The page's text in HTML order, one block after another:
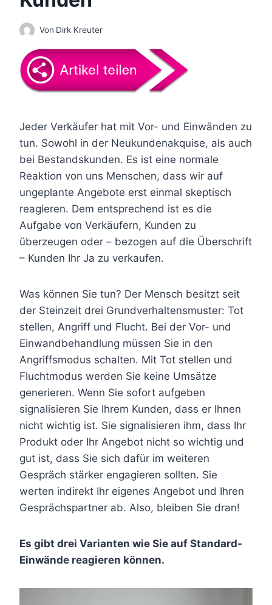
Von Dirk Kreuter
Jeder Verkäufer hat mit Vor- und Einwänden zu
tun. Sowohl in der Neukundenakquise, als auch
bei Bestandskunden. Es ist eine normale
Reaktion von uns Menschen, dass wir auf
ungeplante Angebote erst einmal skeptisch
reagieren. Dem entsprechend ist es die
Aufgabe von Verkäufern, Kunden zu
überzeugen oder – bezogen auf die Überschrift
– Kunden Ihr Ja zu verkaufen.
Was können Sie tun? Der Mensch besitzt seit
der Steinzeit drei Grundverhaltensmuster: Tot
stellen, Angriff und Flucht. Bei der Vor- und
Einwandbehandlung müssen Sie in den
Angriffsmodus schalten. Mit Tot stellen und
Fluchtmodus werden Sie keine Umsätze
generieren. Wenn Sie sofort aufgeben
signalisieren Sie Ihrem Kunden, dass er Ihnen
nicht wichtig ist. Sie signalisieren ihm, dass Ihr
Produkt oder Ihr Angebot nicht so wichtig und
gut ist, dass Sie sich dafür im weiteren
Gespräch stärker engagieren sollten. Sie
werten indirekt Ihr eigenes Angebot und Ihren
Gesprächspartner ab. Also, bleiben Sie dran!
Es gibt drei Varianten wie Sie auf Standard-
Einwände reagieren können.